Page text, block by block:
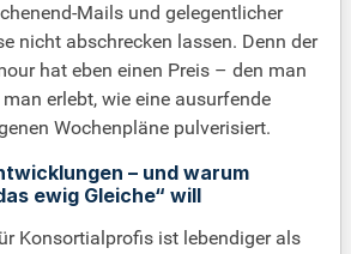
Mails und gelegentlicher
nicht abschrecken lassen. Denn der
hat eben einen Preis – den man
erlebt, wie eine ausurfende
Wochenpläne pulverisiert.
– und warum
ewig Gleiche“ will
Konsortialprofis ist lebendiger als